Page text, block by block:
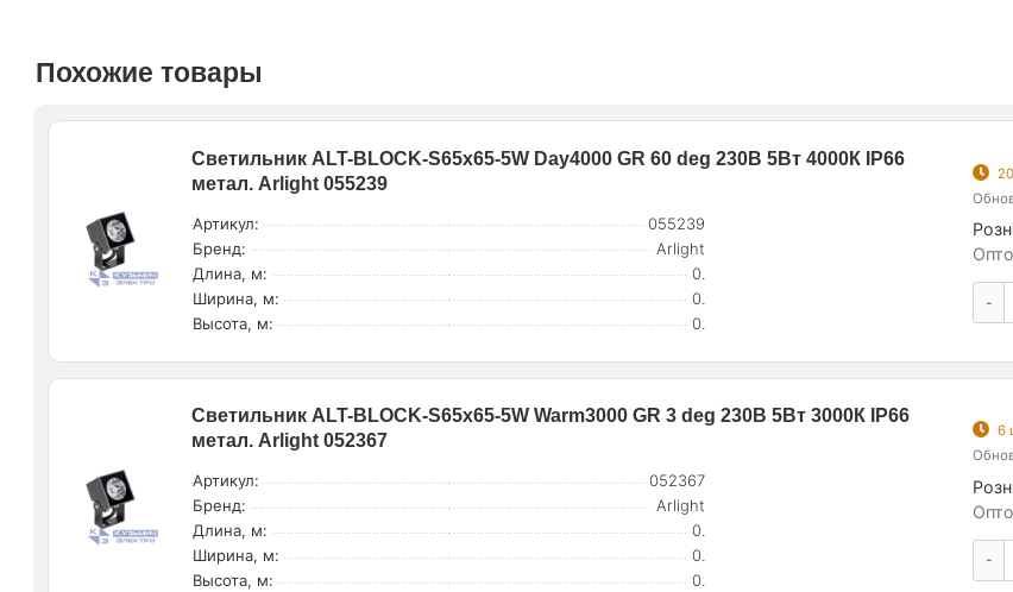
Похожие товары
Светильник ALT-BLOCK-S65x65-5W Day4000 GR 60 deg 230В 5Вт 4000К IP66
метал. Arlight 055239
Артикул:
055239
Бренд:
Arlight
Длина, м:
0.
Ширина, м:
0.
Высота, м:
0.
-
Светильник ALT-BLOCK-S65x65-5W Warm3000 GR 3 deg 230В 5Вт 3000К IP66
метал. Arlight 052367
Артикул:
052367
Бренд:
Arlight
Длина, м:
0.
Ширина, м:
0.
Высота, м:
0.
6
-